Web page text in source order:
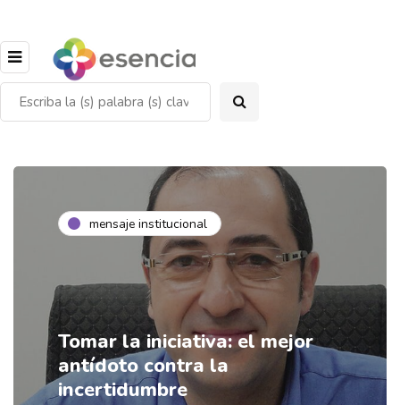
mensaje institucional
Tomar la iniciativa: el mejor
antídoto contra la
incertidumbre